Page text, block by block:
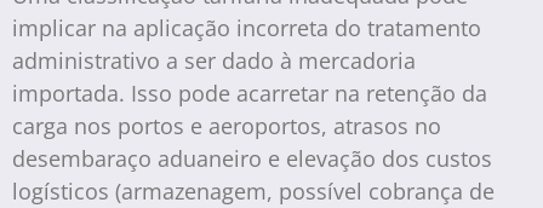
implicar na aplicação incorreta do tratamento
administrativo a ser dado à mercadoria
importada. Isso pode acarretar na retenção da
carga nos portos e aeroportos, atrasos no
desembaraço aduaneiro e elevação dos custos
logísticos (armazenagem, possível cobrança de